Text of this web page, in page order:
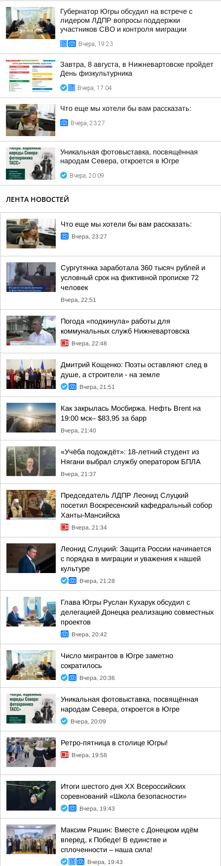
Губернатор Югры обсудил на встрече с
лидером ЛДПР вопросы поддержки
участников СВО и контроля миграции
Вчера, 19:23
Завтра, 8 августа, в Нижневартовске пройдет
День физкультурника
Вчера, 17:04
Что еще мы хотели бы вам рассказать:
Вчера, 23:27
Уникальная фотовыставка, посвящённая
народам Севера, откроется в Югре
Вчера, 20:09
ЛЕНТА НОВОСТЕЙ
Что еще мы хотели бы вам рассказать:
Вчера, 23:27
Сургутянка заработала 360 тысяч рублей и
условный срок на фиктивной прописке 72
человек
Вчера, 22:51
Погода «подкинула» работы для
коммунальных служб Нижневартовска
Вчера, 22:48
Дмитрий Кощенко: Поэты оставляют след в
душе, а строители - на земле
Вчера, 21:51
Как закрылась Мосбиржа. Нефть Brent на
19:00 мск– $83,95 за барр
Вчера, 21:40
«Учёба подождёт»: 18-летний студент из
Нягани выбрал службу оператором БПЛА
Вчера, 21:37
Председатель ЛДПР Леонид Слуцкий
посетил Воскресенский кафедральный собор
Ханты-Мансийска
Вчера, 21:34
Леонид Слуцкий: Защита России начинается
с порядка в миграции и уважения к нашей
культуре
Вчера, 21:28
Глава Югры Руслан Кухарук обсудил с
делегацией Донецка реализацию совместных
проектов
Вчера, 20:42
Число мигрантов в Югре заметно
сократилось
Вчера, 20:36
Уникальная фотовыставка, посвящённая
народам Севера, откроется в Югре
Вчера, 20:09
Ретро-пятница в столице Югры!
Вчера, 19:58
Итоги шестого дня XX Всероссийских
соревнований «Школа безопасности»
Вчера, 19:43
Максим Ряшин: Вместе с Донецком идём
вперед, к Победе! В единстве и
сплоченности – наша сила!
Вчера, 19:43